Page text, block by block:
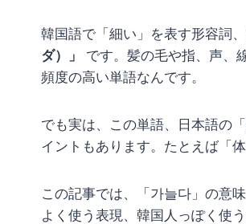
韓国語で「細い」を表す形容詞
ダ）」
です。髪の毛や指、声、
頻度の高い単語なんです。
でも実は、この単語、日本語の
イントもあります。たとえば「
この記事では、「가늘다」の意
よく使う表現、韓国人っぽく使